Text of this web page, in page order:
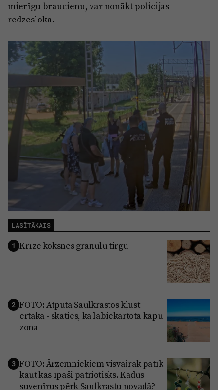
mierīgu braucienu, var nonākt policijas
redzeslokā.
LASĪTĀKAIS
1 Krīze koksnes granulu tirgū
2 FOTO: Atpūta Saulkrastos kļūst
ērtāka - skaties, kā labiekārtota kāpu
zona
3 FOTO: Ārzemniekiem visvairāk patīk
kaut kas īpaši patriotisks. Kādus
suvenīrus pērk Saulkrastu novadā?